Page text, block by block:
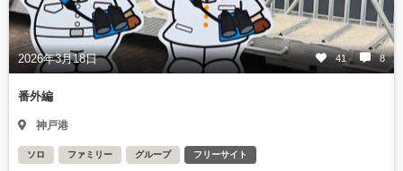
2026年3月18日 41 8
番外編
神戸港
ソロ ファミリー グループ フリーサイト